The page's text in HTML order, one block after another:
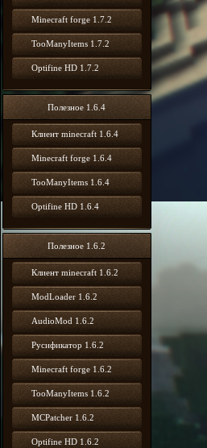
Minecraft forge 1.7.2
TooManyItems 1.7.2
Optifine HD 1.7.2
Полезное 1.6.4
Клиент minecraft 1.6.4
Minecraft forge 1.6.4
TooManyItems 1.6.4
Optifine HD 1.6.4
Полезное 1.6.2
Клиент minecraft 1.6.2
ModLoader 1.6.2
AudioMod 1.6.2
Русификатор 1.6.2
Minecraft forge 1.6.2
TooManyItems 1.6.2
MCPatcher 1.6.2
Optifine HD 1.6.2